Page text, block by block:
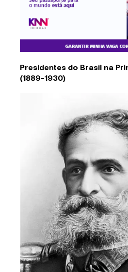
Presidentes do Brasil na
(1889-1930)